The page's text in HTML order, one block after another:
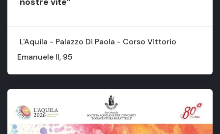
L'Aquila - Palazzo Di Paola - Corso Vittorio
Emanuele II, 95